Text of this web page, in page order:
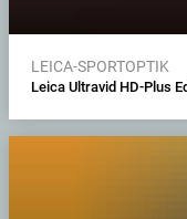
LEICA-SPORTOPTIK
Leica Ultravid HD-Plus